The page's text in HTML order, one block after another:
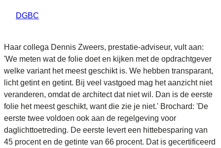
DGBC
Haar collega Dennis Zweers, prestatie-adviseur, vult aan:
'We meten wat de folie doet en kijken met de opdrachtgever
welke variant het meest geschikt is. We hebben transparant,
licht getint en getint. Bij veel vastgoed mag het aanzicht niet
veranderen, omdat de architect dat niet wil. Dan is de eerste
folie het meest geschikt, want die zie je niet.' Brochard: 'De
eerste twee voldoen ook aan de regelgeving voor
daglichttoetreding. De eerste levert een hittebesparing van
45 procent en de getinte van 66 procent. Dat is gecertificeerd